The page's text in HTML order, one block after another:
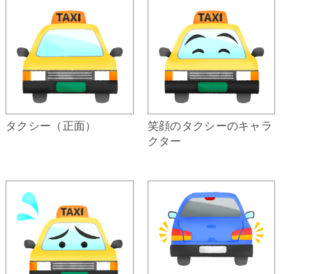
タクシー（正面）
笑顔のタクシーのキャラ
クター